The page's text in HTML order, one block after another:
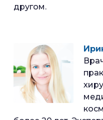
другом.